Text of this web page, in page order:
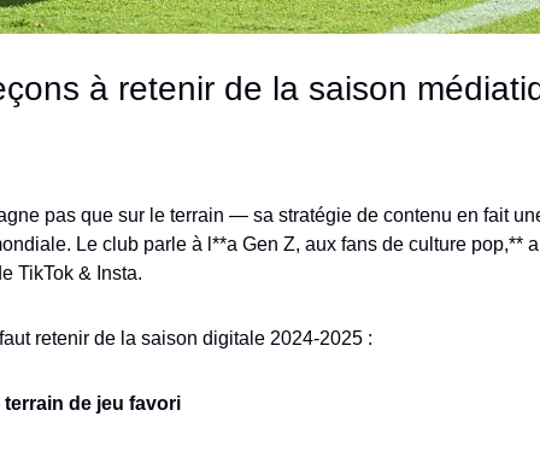
à retenir de la saison
pas que sur le terrain — sa stratégie de contenu en fait
Le club parle à l**a Gen Z, aux fans de culture pop,**
TikTok & Insta.
retenir de la saison digitale 2024-2025 :
terrain de jeu favori